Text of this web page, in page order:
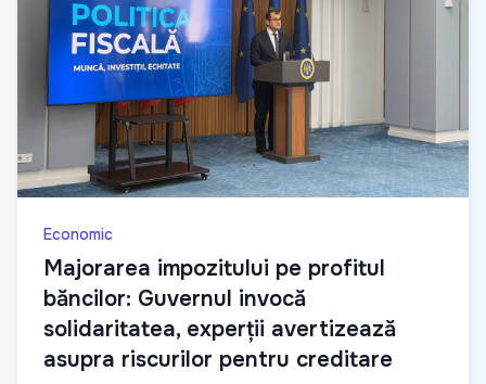
Economic
Majorarea impozitului pe profitul
băncilor: Guvernul invocă
solidaritatea, experții avertizează
asupra riscurilor pentru creditare